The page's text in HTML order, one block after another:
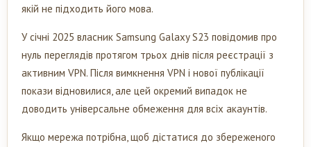
якій не підходить його мова.
У січні 2025 власник Samsung Galaxy S23 повідомив про
нуль переглядів протягом трьох днів після реєстрації з
активним VPN. Після вимкнення VPN і нової публікації
покази відновилися, але цей окремий випадок не
доводить універсальне обмеження для всіх акаунтів.
Якщо мережа потрібна, щоб дістатися до збереженого